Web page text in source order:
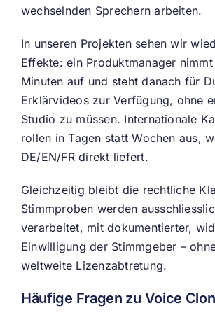
wechselnden Sprechern arbeiten.
In unseren Projekten sehen wir
Effekte: ein Produktmanager
Minuten auf und steht danach für
Erklärvideos zur Verfügung, ohne
Studio zu müssen. Internationale
rollen in Tagen statt Wochen aus,
DE/EN/FR direkt liefert.
Gleichzeitig bleibt die rechtliche
Stimmproben werden
verarbeitet, mit dokumentierter,
Einwilligung der Stimmgeber –
weltweite Lizenzabtretung.
Häufige Fragen zu Voice